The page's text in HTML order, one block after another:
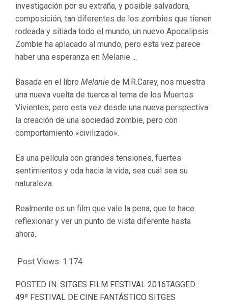
investigación por su extraña, y posible salvadora,
composición, tan diferentes de los zombies que tienen
rodeada y sitiada todo el mundo, un nuevo Apocalipsis
Zombie ha aplacado al mundo, pero esta vez parece
haber una esperanza en Melanie….
Basada en el libro Melanie de M.R.Carey, nos muestra
una nueva vuelta de tuerca al tema de los Muertos
Vivientes, pero esta vez desde una nueva perspectiva:
la creación de una sociedad zombie, pero con
comportamiento «civilizado».
Es una película con grandes tensiones, fuertes
sentimientos y oda hacia la vida, sea cuál sea su
naturaleza.
Realmente es un film que vale la pena, que te hace
reflexionar y ver un punto de vista diferente hasta
ahora.
Post Views: 1.174
POSTED IN: SITGES FILM FESTIVAL 2016TAGGED :
49º FESTIVAL DE CINE FANTÁSTICO SITGES